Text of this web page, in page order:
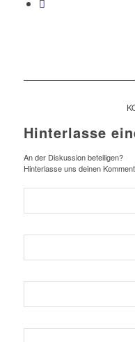
Hinterlasse
An der Diskussion beteiligen?
Hinterlasse uns deinen